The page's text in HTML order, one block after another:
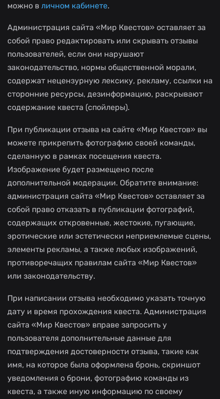
можно в личном кабинете.
Администрация сайта «Мир Квестов» оставляет за
собой право редактировать или скрывать отзывы
пользователей, если они нарушают
законодательство, нормы общественной морали,
содержат нецензурную лексику, рекламу, ссылки на
сторонние ресурсы, дезинформацию, раскрывают
содержание квеста (спойлеры).
При публикации отзыва на сайте «Мир Квестов» вы
можете прикрепить фотографию своей команды,
сделанную в рамках посещения квеста.
Изображение будет размещено после
дополнительной модерации. Обратите внимание:
администрация сайта «Мир Квестов» оставляет за
собой право отказать в публикации фотографий,
содержащих откровенные, жестокие, пугающие,
эротические или эстетически неприемлемые сцены,
элементы рекламы, а также любых изображений,
противоречащих правилам сайта «Мир Квестов»
или законодательству.
При написании отзыва необходимо указать точную
дату и время прохождения квеста. Администрация
сайта «Мир Квестов» вправе запросить у
пользователя дополнительные данные для
подтверждения достоверности отзыва, такие как
имя, на которое была оформлена бронь, скриншот
уведомления о брони, фотографию команды из
квеста, а также иную информацию по своему